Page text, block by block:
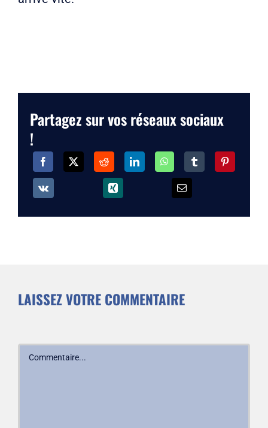
Partagez sur vos réseaux sociaux
!
LAISSEZ VOTRE COMMENTAIRE
Commentaire